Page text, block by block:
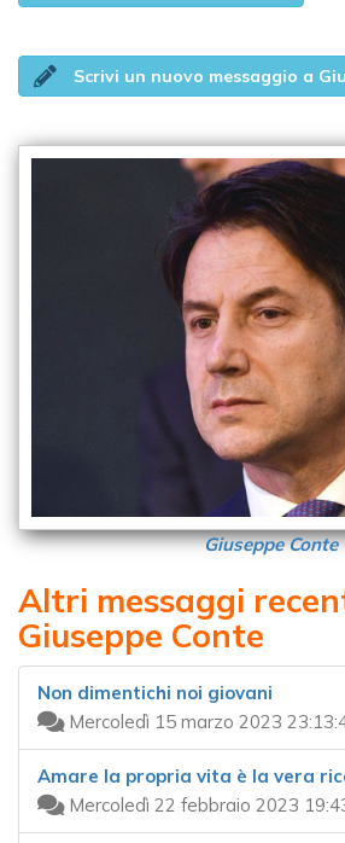
Scrivi un nuovo messaggio a
Giuseppe Conte
Altri messaggi
Giuseppe Conte
Non dimentichi noi giovani
Mercoledì 15 marzo 2023
Amare la propria vita è la vera
Mercoledì 22 febbraio 2023